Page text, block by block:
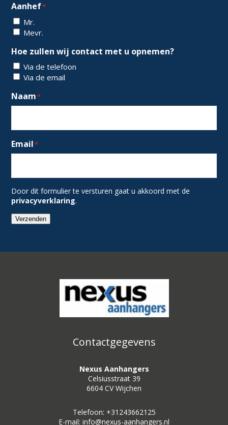
Aanhef*
Mr.
Mevr.
Hoe zullen wij contact met u opnemen?
Via de telefoon
Via de email
Naam*
Email*
Door dit formulier te versturen gaat u akkoord met de
privacyverklaring.
Verzenden
Contactgegevens
Nexus Aanhangers
Celsiusstraat 39
6604 CV Wijchen
Telefoon: +31243662125
E-mail: info@nexus-aanhangers.nl